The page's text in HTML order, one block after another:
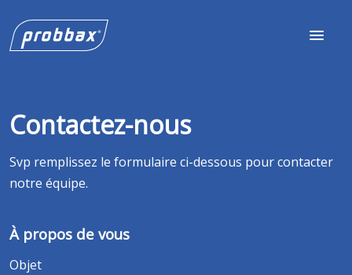
Contactez-nous
Svp remplissez le formulaire ci-dessous pour contacter
notre équipe.
À propos de vous
Objet